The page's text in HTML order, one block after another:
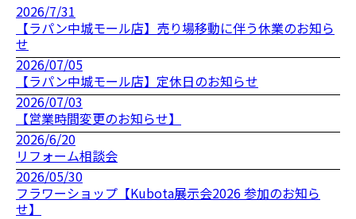
2026/7/31
【ラパン中城モール店】売り場移動に伴う休業のお知ら
せ
2026/07/05
【ラパン中城モール店】定休日のお知らせ
2026/07/03
【営業時間変更のお知らせ】
2026/6/20
リフォーム相談会
2026/05/30
フラワーショップ【Kubota展示会2026 参加のお知ら
せ】